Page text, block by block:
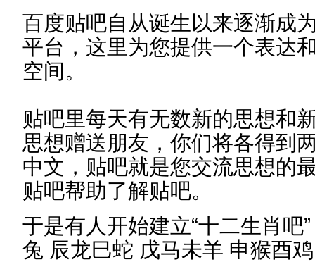
百度贴吧自从诞生以来逐渐成
平台，这里为您提供一个表达
空间。
贴吧里每天有无数新的思想和
思想赠送朋友，你们将各得到
中文，贴吧就是您交流思想的
贴吧帮助了解贴吧。
于是有人开始建立“十二生肖吧
兔 辰龙巳蛇 戊马未羊 申猴酉